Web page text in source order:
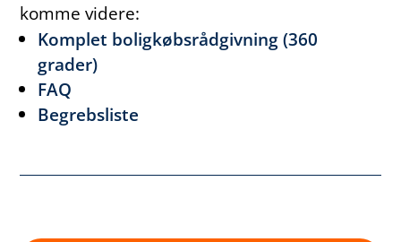
komme videre:
Komplet boligkøbsrådgivning (360
grader)
FAQ
Begrebsliste